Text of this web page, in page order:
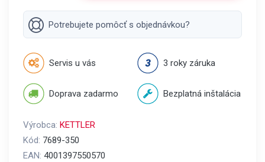
Potrebujete pomôcť s objednávkou?
Servis u vás 3 roky záruka
Doprava zadarmo Bezplatná inštalácia
Výrobca: KETTLER
Kód: 7689-350
EAN: 4001397550570